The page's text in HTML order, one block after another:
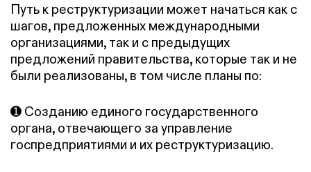
Путь к реструктуризации может начаться как с
шагов, предложенных международными
организациями, так и с предыдущих
предложений правительства, которые так и не
были реализованы, в том числе планы по:
➊ Созданию единого государственного
органа, отвечающего за управление
госпредприятиями и их реструктуризацию.